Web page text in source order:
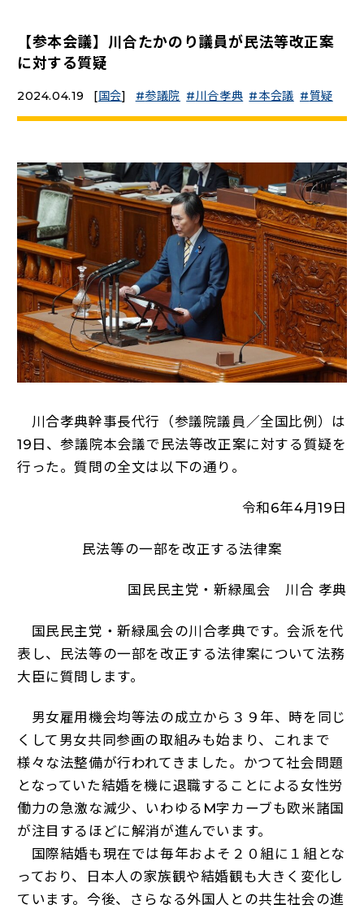
こくみんうさぎの部屋
Go!Go!こくみんストア（新しいタブで開く）
こくみんオンラインスクール（新しいタブで開く）
国民民主党学生部（新しいタブで開く）
二次創作ガイドライン （新しいタブで開く）
プライバシーポリシー
特定商取引法に基づく表記
【参本会議】川合たかのり議員が民法等改正案
に対する質疑
2024.04.19 [国会] 参議院 川合孝典 本会議 質疑
川合孝典幹事長代行（参議院議員／全国比例）は
19日、参議院本会議で民法等改正案に対する質疑を
行った。質問の全文は以下の通り。
令和6年4月19日
民法等の一部を改正する法律案
国民民主党・新緑風会 川合 孝典
国民民主党・新緑風会の川合孝典です。会派を代
表し、民法等の一部を改正する法律案について法務
大臣に質問します。
男女雇用機会均等法の成立から３９年、時を同じ
くして男女共同参画の取組みも始まり、これまで
様々な法整備が行われてきました。かつて社会問題
となっていた結婚を機に退職することによる女性労
働力の急激な減少、いわゆるM字カーブも欧米諸国
が注目するほどに解消が進んでいます。
国際結婚も現在では毎年およそ２０組に１組とな
っており、日本人の家族観や結婚観も大きく変化し
ています。今後、さらなる外国人との共生社会の進